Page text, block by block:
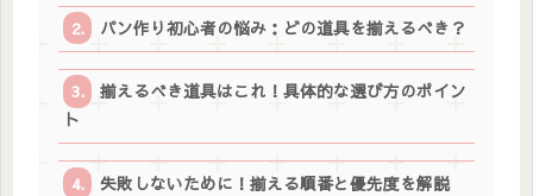
パン作り初心者の悩み：どの道具を揃えるべき？
揃えるべき道具はこれ！具体的な選び方のポイン
ト
失敗しないために！揃える順番と優先度を解説